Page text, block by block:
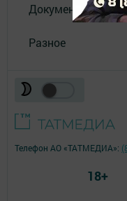
Документы
Разное
Телефон АО «ТАТМЕДИА»:
18+